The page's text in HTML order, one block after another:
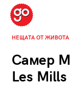
НЕЩАТА ОТ ЖИВОТА
Самер
Les